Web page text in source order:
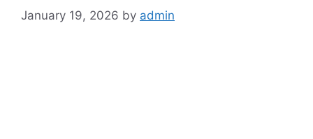
January 19, 2026 by admin